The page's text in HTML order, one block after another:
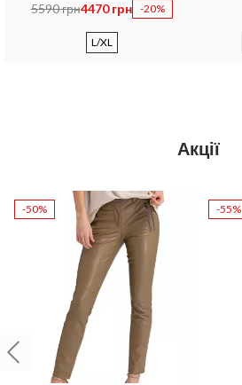
5590 грн4470 грн -20%
L/XL
Акції
-50% -55%